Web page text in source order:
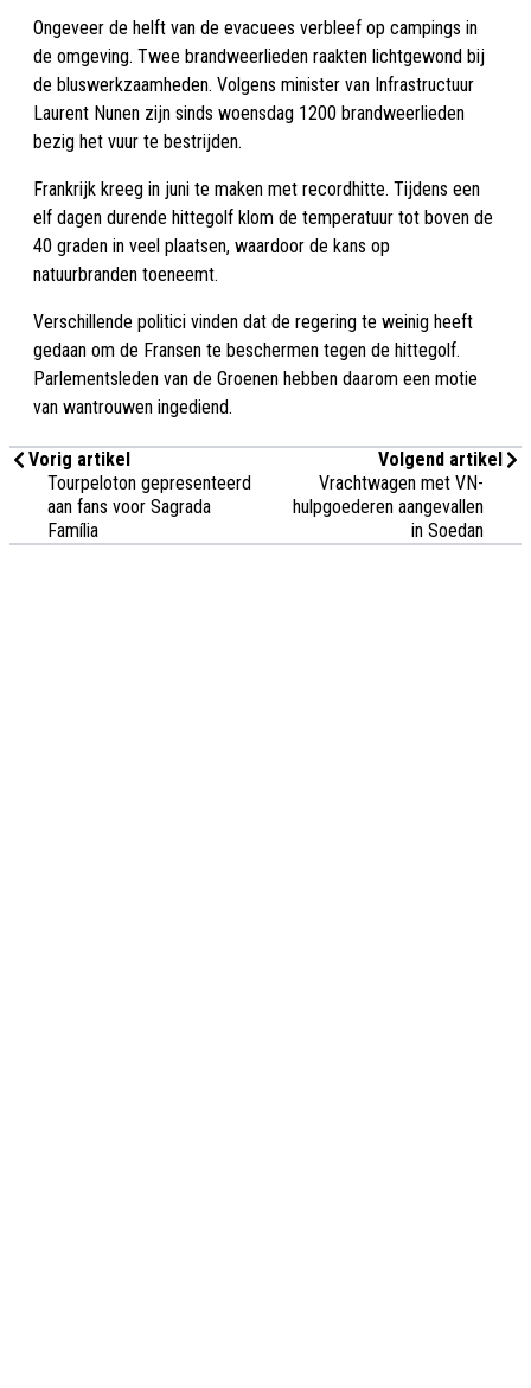
Ongeveer de helft van de evacuees verbleef op campings in
de omgeving. Twee brandweerlieden raakten lichtgewond bij
de bluswerkzaamheden. Volgens minister van Infrastructuur
Laurent Nunen zijn sinds woensdag 1200 brandweerlieden
bezig het vuur te bestrijden.
Frankrijk kreeg in juni te maken met recordhitte. Tijdens een
elf dagen durende hittegolf klom de temperatuur tot boven de
40 graden in veel plaatsen, waardoor de kans op
natuurbranden toeneemt.
Verschillende politici vinden dat de regering te weinig heeft
gedaan om de Fransen te beschermen tegen de hittegolf.
Parlementsleden van de Groenen hebben daarom een motie
van wantrouwen ingediend.
Vorig artikel
Tourpeloton gepresenteerd
aan fans voor Sagrada
Família
Volgend artikel
Vrachtwagen met VN-
hulpgoederen aangevallen
in Soedan